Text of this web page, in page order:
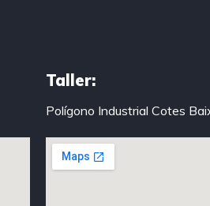
Taller:
Polígono Industrial Cotes